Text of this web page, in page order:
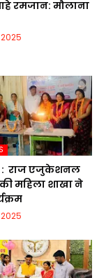
रमजान: मौलाना
: ​ ​राज एजुकेशनल
महिला शाखा ने